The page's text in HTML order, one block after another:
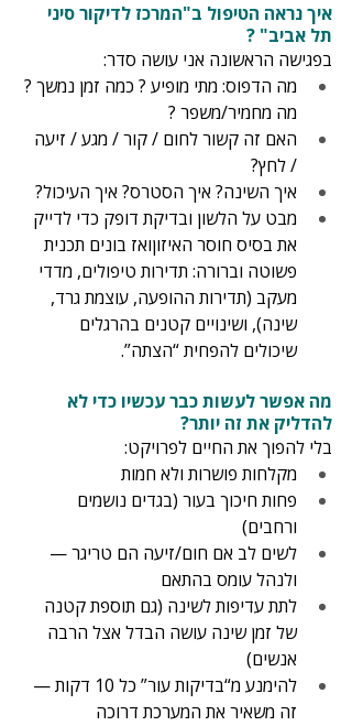
איך נראה הטיפול ב"המרכז לדיקור סיני
תל אביב" ?
בפגישה הראשונה אני עושה סדר:
מה הדפוס: מתי מופיע ? כמה זמן נמשך ?
מה מחמיר/משפר ?
האם זה קשור לחום / קור / מגע / זיעה
/ לחץ?
איך השינה? איך הסטרס? איך העיכול?
מבט על הלשון ובדיקת דופק כדי לדייק
את בסיס חוסר האיזוןואז בונים תכנית
פשוטה וברורה: תדירות טיפולים, מדדי
מעקב (תדירות ההופעה, עוצמת גרד,
שינה), ושינויים קטנים בהרגלים
שיכולים להפחית “הצתה”.
מה אפשר לעשות כבר עכשיו כדי לא
להדליק את זה יותר?
בלי להפוך את החיים לפרויקט:
מקלחות פושרות ולא חמות
פחות חיכוך בעור (בגדים נושמים
ורחבים)
לשים לב אם חום/זיעה הם טריגר —
ולנהל עומס בהתאם
לתת עדיפות לשינה (גם תוספת קטנה
של זמן שינה עושה הבדל אצל הרבה
אנשים)
להימנע מ“בדיקות עור” כל 10 דקות —
זה משאיר את המערכת דרוכה